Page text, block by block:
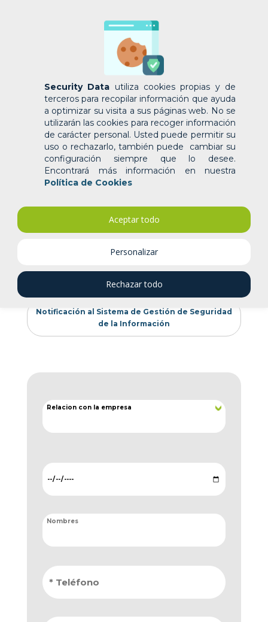
Security Data utiliza cookies propias y de
terceros para recopilar información que ayuda
a optimizar su visita a sus páginas web. No se
utilizarán las cookies para recoger información
de carácter personal. Usted puede permitir su
uso o rechazarlo, también puede cambiar su
configuración siempre que lo desee.
Encontrará más información en nuestra
Política de Cookies
Personalizar
Rechazar todo
Aceptar todo
Eres importante para
nosotros, estamos aquí para
ayudarte
Sugerencias y reclamos
Quejas y sugerencias hacia Recursos
Notificación al Sistema de Gestión de Seguridad
de la Información
Relacion con la empresa